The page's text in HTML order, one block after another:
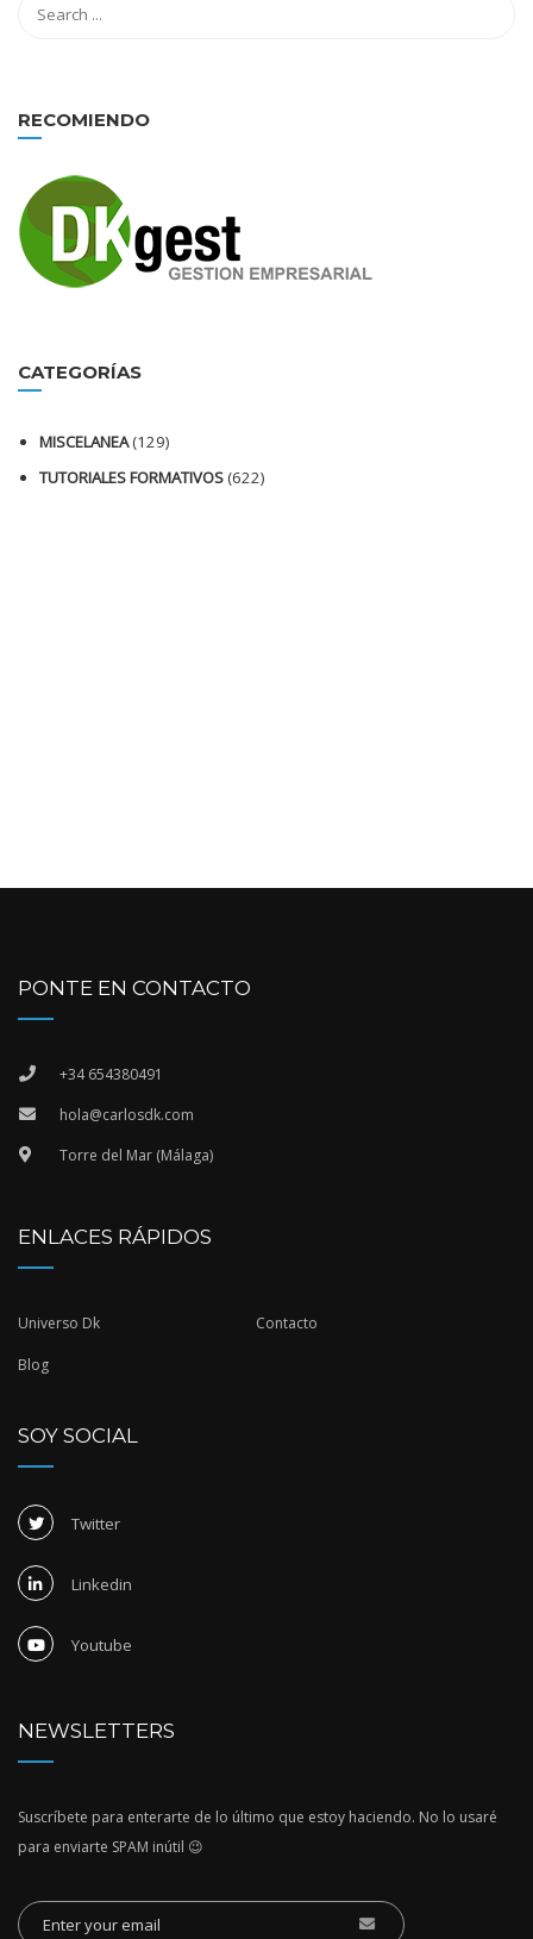
RECOMIENDO
CATEGORÍAS
MISCELANEA(129)
TUTORIALES FORMATIVOS(622)
PONTE EN CONTACTO
+34 654380491
hola@carlosdk.com
Torre del Mar (Málaga)
ENLACES RÁPIDOS
Universo Dk Contacto
Blog
SOY SOCIAL
Twitter
Linkedin
Youtube
NEWSLETTERS
Suscríbete para enterarte de lo último que estoy haciendo. No lo usaré
para enviarte SPAM inútil 😉